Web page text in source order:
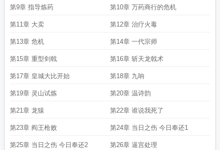
分太古祖龙诀秦命女主角有几个女人 太古祖龙诀免费阅读全文太古祖龙诀百
新太古祖龙诀完整版 太古祖龙诀人物介绍太古祖龙诀百度百科有几个女主
古祖龙诀txt免费
太古祖龙诀秦命等级划分
免费TXT 太古祖龙诀秦命女主角有几个 太古祖龙诀等级顺序
妻子
太古祖龙诀百度百科女主 太古祖龙诀百度百科境界划分
第9章 指导炼药 第10章 万药商行的危机
第11章 大卖 第12章 治疗火毒
第13章 危机 第14章 一代宗师
第15章 重型剑戟 第16章 斩天龙戟术
第17章 皇城大比开始 第18章 九响
第19章 灵山试炼 第20章 温诗韵
第21章 龙猿 第22章 谁说我死了
第23章 阎王枪败 第24章 当日之伤 今日奉还1
第25章 当日之伤 今日奉还2 第26章 逼宫处理